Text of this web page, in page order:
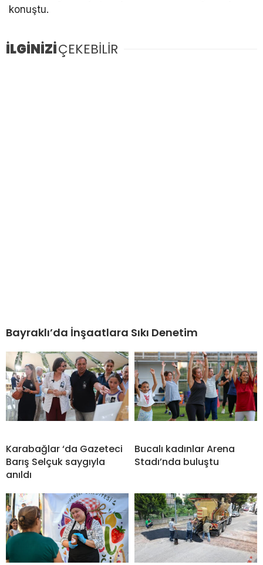
konuştu.
İLGİNİZİÇEKEBİLİR
Bayraklı’da İnşaatlara Sıkı Denetim
Karabağlar ‘da Gazeteci
Barış Selçuk saygıyla
anıldı
Bucalı kadınlar Arena
Stadı’nda buluştu